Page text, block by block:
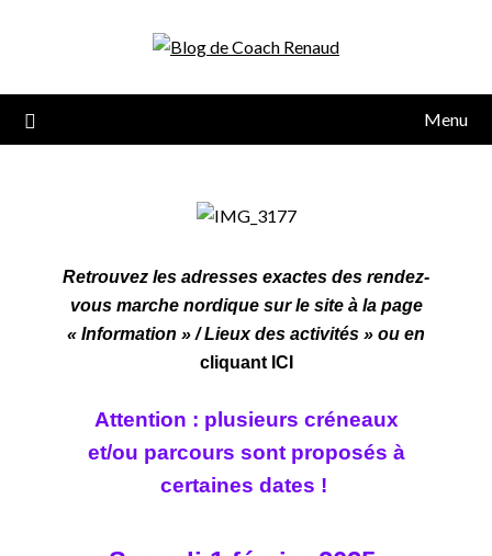
Menu
Retrouvez les adresses exactes des rendez-
vous marche nordique sur le site à la page
« Information » / Lieux des activités » ou en
cliquant ICI
Attention : plusieurs créneaux
et/ou parcours sont proposés à
certaines dates !